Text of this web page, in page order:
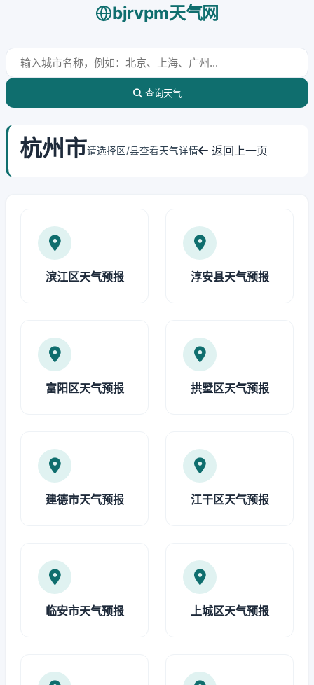
bjrvpm天气网
查询天气
杭州市请选择区/县查看天气详情 返回上一页
滨江区天气预报 淳安县天气预报
富阳区天气预报 拱墅区天气预报
建德市天气预报 江干区天气预报
临安市天气预报 上城区天气预报